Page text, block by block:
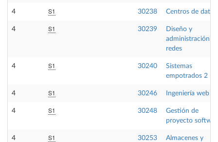
4 S1 30238 Centros de datos
4 S1 30239
Diseño y
administración
redes
4 S1 30240
Sistemas
empotrados 2
4 S1 30246 Ingeniería web
4 S1 30248
Gestión de
proyecto
4 S1 30253
Almacenes y